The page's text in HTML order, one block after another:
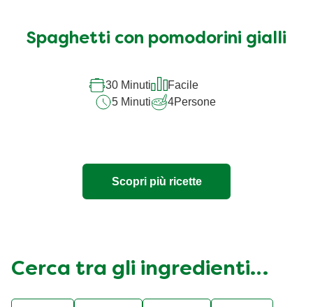
Spaghetti con pomodorini gialli
30 Minuti
Facile
5 Minuti
4Persone
Scopri più ricette
Cerca tra gli ingredienti…